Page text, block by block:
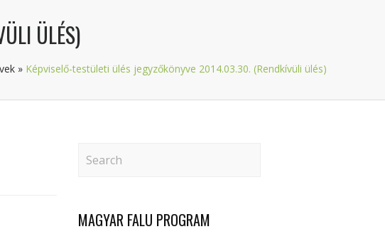
ÜLÉS)
» Képviselő-testületi ülés jegyzőkönyve 2014.03.30. (Rendkívüli ülés)
MAGYAR FALU PROGRAM